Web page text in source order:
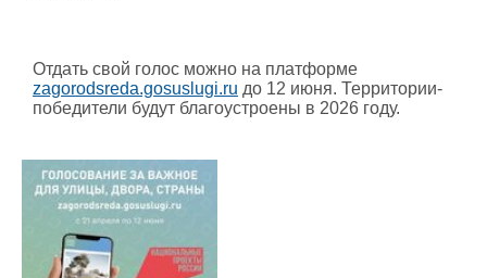
Отдать свой голос можно на платформе
zagorodsreda.gosuslugi.ru до 12 июня. Территории-
победители будут благоустроены в 2026 году.